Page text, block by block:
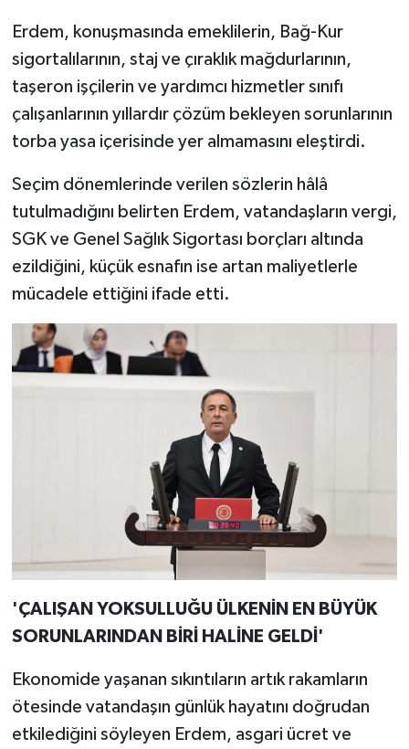
Erdem, konuşmasında emeklilerin, Bağ-Kur
sigortalılarının, staj ve çıraklık mağdurlarının,
taşeron işçilerin ve yardımcı hizmetler sınıfı
çalışanlarının yıllardır çözüm bekleyen sorunlarının
torba yasa içerisinde yer almamasını eleştirdi.
Seçim dönemlerinde verilen sözlerin hâlâ
tutulmadığını belirten Erdem, vatandaşların vergi,
SGK ve Genel Sağlık Sigortası borçları altında
ezildiğini, küçük esnafın ise artan maliyetlerle
mücadele ettiğini ifade etti.
'ÇALIŞAN YOKSULLUĞU ÜLKENİN EN BÜYÜK
SORUNLARINDAN BİRİ HALİNE GELDİ'
Ekonomide yaşanan sıkıntıların artık rakamların
ötesinde vatandaşın günlük hayatını doğrudan
etkilediğini söyleyen Erdem, asgari ücret ve